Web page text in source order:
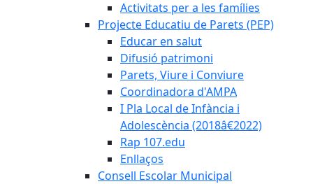
Activitats per a les famílies
Projecte Educatiu de Parets (PEP)
Educar en salut
Difusió patrimoni
Parets, Viure i Conviure
Coordinadora d'AMPA
I Pla Local de Infància i
Adolescència (2018â€2022)
Rap 107.edu
Enllaços
Consell Escolar Municipal